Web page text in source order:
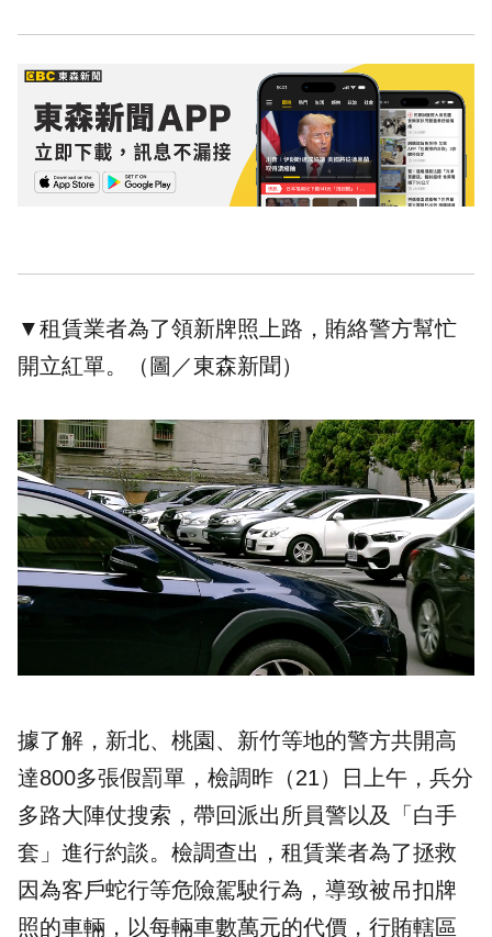
▼租賃業者為了領新牌照上路，賄絡警方幫忙
開立紅單。（圖／東森新聞）
據了解，新北、桃園、新竹等地的警方共開高
達800多張假罰單，檢調昨（21）日上午，兵分
多路大陣仗搜索，帶回派出所員警以及「白手
套」進行約談。檢調查出，租賃業者為了拯救
因為客戶蛇行等危險駕駛行為，導致被吊扣牌
照的車輛，以每輛車數萬元的代價，行賄轄區